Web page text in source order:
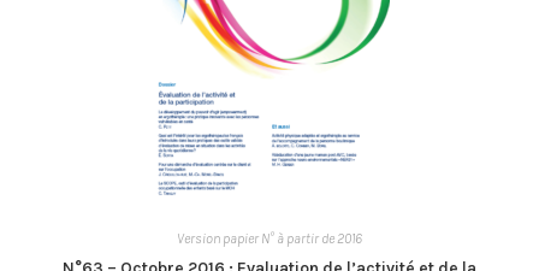
Version papier N° à partir de 2016